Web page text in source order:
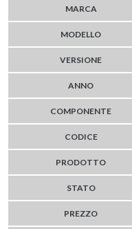
MARCA
MODELLO
VERSIONE
ANNO
COMPONENTE
CODICE
PRODOTTO
STATO
PREZZO